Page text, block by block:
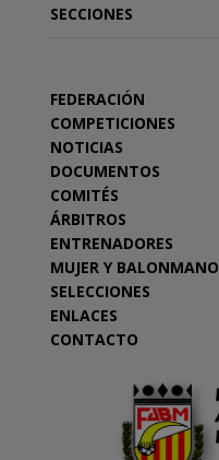
SECCIONES
FEDERACIÓN
COMPETICIONES
NOTICIAS
DOCUMENTOS
COMITÉS
ÁRBITROS
ENTRENADORES
MUJER Y BALONMANO
SELECCIONES
ENLACES
CONTACTO